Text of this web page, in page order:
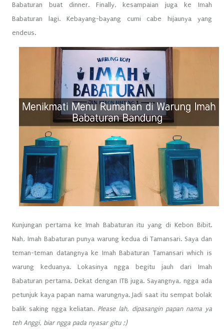
Babaturan buat dinner. Finally, kesampaian juga ke Imah
Babaturan lagi. Kebayang-bayang cumi cabe hijaunya yang
endeus.
Kunjungan pertama ke Imah Babaturan itu yang di Kebon Bibit.
Nah, Imah Babaturan punya warung kedua di Tamansari. Saya dan
teman-teman datangnya ke Imah Babaturan Tamansari which is
warung keduanya. Lokasinya ngga begitu jauh dari Imah
Babaturan pertama. Dekat dengan ITB juga. Sayangnya, ngga ada
petunjuk kaya papan nama warungnya. Jadi saat itu sempat bolak
balik saking ngga keliatan. Please lah, dipasangin papan nama ya
teh Anggi, biar ngga pada nyasar gitu ;)